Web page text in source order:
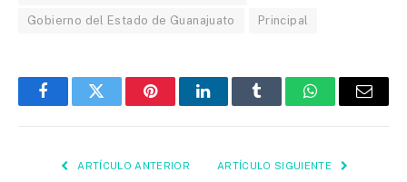
Gobierno del Estado de Guanajuato Principal
FacebookTwitter PinterestLinkedInTumblr WhatsAppEmail
ARTÍCULO ANTERIOR ARTÍCULO SIGUIENTE